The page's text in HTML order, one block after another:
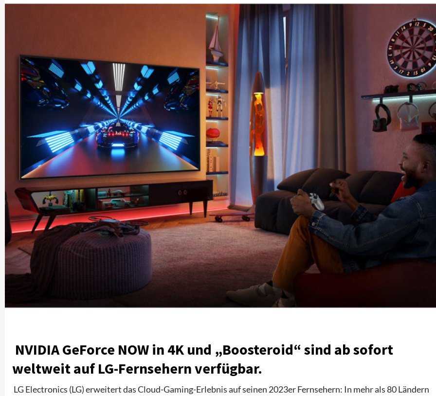
NVIDIA GeForce NOW in 4K und „Boosteroid“ sind ab sofort
weltweit auf LG-Fernsehern verfügbar.
LG Electronics (LG) erweitert das Cloud-Gaming-Erlebnis auf seinen 2023er Fernsehern: In mehr als 80 Ländern